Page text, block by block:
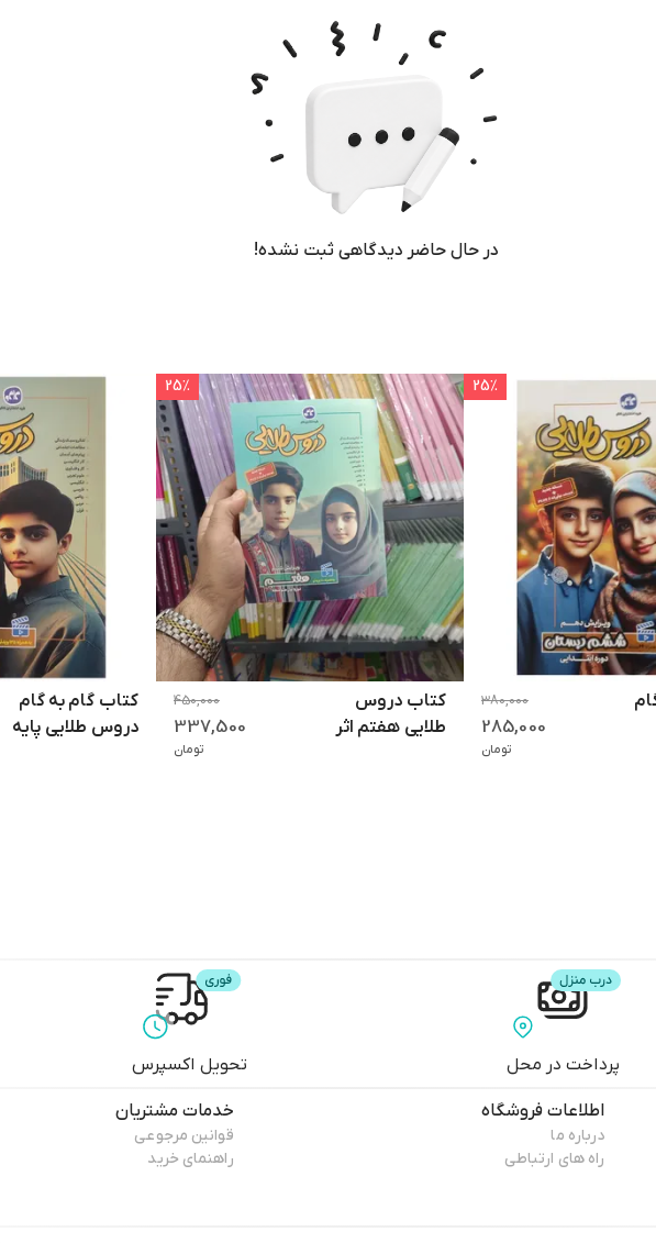
در حال حاضر دیدگاهی ثبت نشده!
25٪
380,000
285,000
تومان
25٪
کتاب دروس
طلایی هفتم اثر
450,000
337,500
تومان
کتاب گام به گام
دروس طلایی پایه
پرداخت در محل تحویل اکسپرس
اطلاعات فروشگاه
درباره ما
راه های ارتباطی
خدمات مشتریان
قوانین مرجوعی
راهنمای خرید